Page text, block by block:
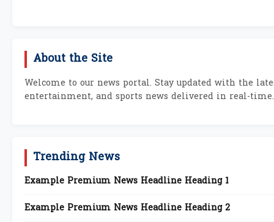
About the Site
Welcome to our news portal. Stay updated with the
entertainment, and sports news delivered in real-time.
Trending News
Example Premium News Headline Heading 1
Example Premium News Headline Heading 2